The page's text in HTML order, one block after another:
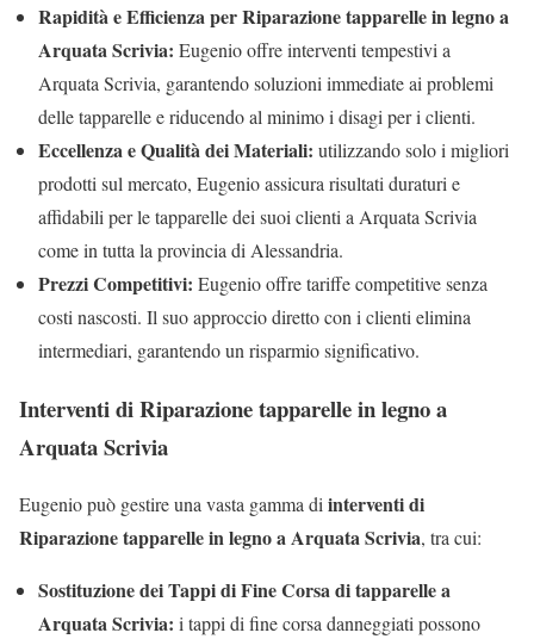
Rapidità e Efficienza per Riparazione tapparelle in legno a
Arquata Scrivia: Eugenio offre interventi tempestivi a
Arquata Scrivia, garantendo soluzioni immediate ai problemi
delle tapparelle e riducendo al minimo i disagi per i clienti.
Eccellenza e Qualità dei Materiali: utilizzando solo i migliori
prodotti sul mercato, Eugenio assicura risultati duraturi e
affidabili per le tapparelle dei suoi clienti a Arquata Scrivia
come in tutta la provincia di Alessandria.
Prezzi Competitivi: Eugenio offre tariffe competitive senza
costi nascosti. Il suo approccio diretto con i clienti elimina
intermediari, garantendo un risparmio significativo.
Interventi di Riparazione tapparelle in legno a
Arquata Scrivia
Eugenio può gestire una vasta gamma diinterventi di
Riparazione tapparelle in legno a Arquata Scrivia, tra cui:
Sostituzione dei Tappi di Fine Corsa di tapparelle a
Arquata Scrivia: i tappi di fine corsa danneggiati possono